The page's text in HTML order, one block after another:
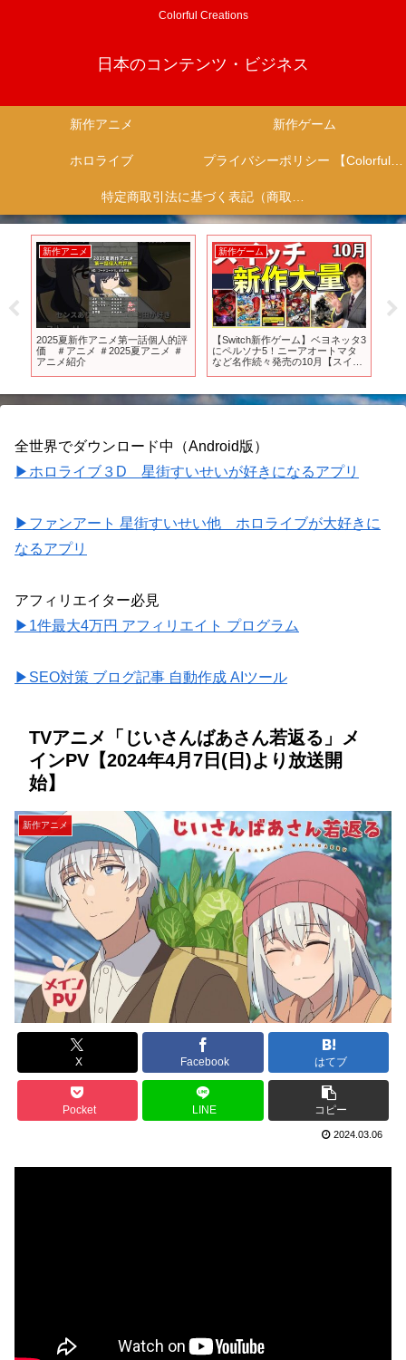
Colorful Creations
日本のコンテンツ・ビジネス
新作アニメ 新作ゲーム
ホロライブ プライバシーポリシー 【Colorful Creation】
特定商取引法に基づく表記（商取引に関する開示）
新作アニメ
2025夏新作アニメ第一話個人的評
価 ＃アニメ ＃2025夏アニメ ＃
アニメ紹介
新作ゲーム
【Switch新作ゲーム】ベヨネッタ3
にペルソナ5！ニーアオートマタ
など名作続々発売の10月【スイッ
全世界でダウンロード中（Android版）
▶ホロライブ３D 星街すいせいが好きになるアプリ
▶ファンアート 星街すいせい他 ホロライブが大好きに
なるアプリ
アフィリエイター必見
▶1件最大4万円 アフィリエイト プログラム
▶SEO対策 ブログ記事 自動作成 AIツール
TVアニメ「じいさんばあさん若返る」メ
インPV【2024年4月7日(日)より放送開
始】
新作アニメ
X Facebook はてブ
Pocket LINE コピー
2024.03.06